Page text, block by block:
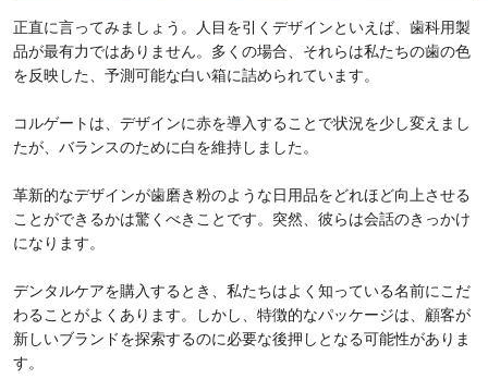
正直に言ってみましょう。人目を引くデザインといえば、歯科用製
品が最有力ではありません。多くの場合、それらは私たちの歯の色
を反映した、予測可能な白い箱に詰められています。
コルゲートは、デザインに赤を導入することで状況を少し変えまし
たが、バランスのために白を維持しました。
革新的なデザインが歯磨き粉のような日用品をどれほど向上させる
ことができるかは驚くべきことです。突然、彼らは会話のきっかけ
になります。
デンタルケアを購入するとき、私たちはよく知っている名前にこだ
わることがよくあります。しかし、特徴的なパッケージは、顧客が
新しいブランドを探索するのに必要な後押しとなる可能性がありま
す。